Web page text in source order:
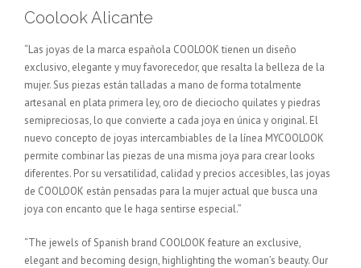
Coolook Alicante
“Las joyas de la marca española COOLOOK tienen un diseño
exclusivo, elegante y muy favorecedor, que resalta la belleza de la
mujer. Sus piezas están talladas a mano de forma totalmente
artesanal en plata primera ley, oro de dieciocho quilates y piedras
semipreciosas, lo que convierte a cada joya en única y original. El
nuevo concepto de joyas intercambiables de la línea MYCOOLOOK
permite combinar las piezas de una misma joya para crear looks
diferentes. Por su versatilidad, calidad y precios accesibles, las joyas
de COOLOOK están pensadas para la mujer actual que busca una
joya con encanto que le haga sentirse especial.”
“The jewels of Spanish brand COOLOOK feature an exclusive,
elegant and becoming design, highlighting the woman’s beauty. Our